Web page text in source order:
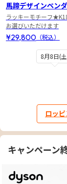
8月8日(
馬蹄デザインペン
ラッキーモチーフ
お選びいただけます
¥29,800 （税込）
ロッ
キャンペーン